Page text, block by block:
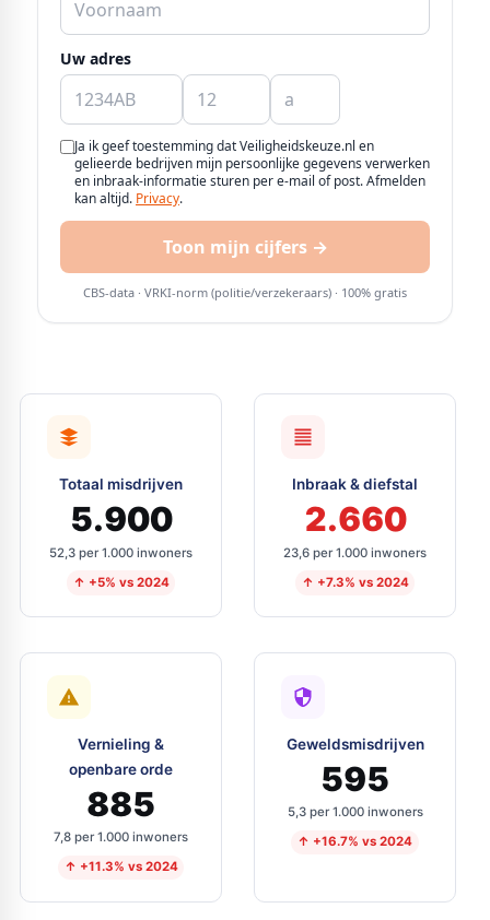
Totaal misdrijven
5.900
52,3 per 1.000 inwoners
↑ +5% vs 2024
Inbraak & diefstal
2.660
23,6 per 1.000 inwoners
↑ +7.3% vs 2024
Vernieling &
openbare orde
885
7,8 per 1.000 inwoners
↑ +11.3% vs 2024
Geweldsmisdrijven
595
5,3 per 1.000 inwoners
↑ +16.7% vs 2024